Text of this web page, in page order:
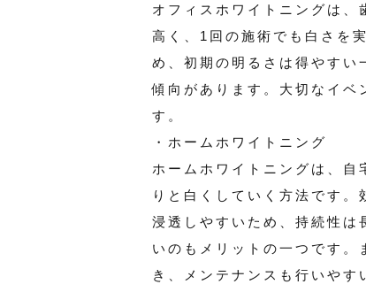
オフィスホワイトニングは、
高く、1回の施術でも白さを
め、初期の明るさは得やすい
傾向があります。大切なイベ
す。
・ホームホワイトニング
ホームホワイトニングは、自
りと白くしていく方法です
浸透しやすいため、持続性は
いのもメリットの一つです。
き、メンテナンスも行いやす